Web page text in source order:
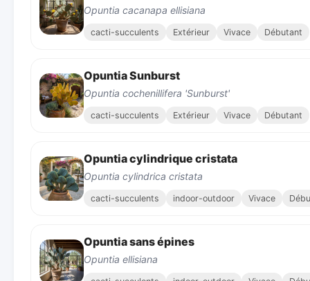
Opuntia cacanapa ellisiana
cacti-succulents Extérieur Vivace Débutant
Opuntia Sunburst
Opuntia cochenillifera 'Sunburst'
cacti-succulents Extérieur Vivace Débutant
Opuntia cylindrique cristata
Opuntia cylindrica cristata
cacti-succulents indoor-outdoor Vivace
Opuntia sans épines
Opuntia ellisiana